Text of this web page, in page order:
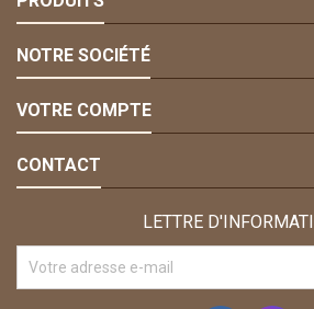
NOTRE SOCIÉTÉ
VOTRE COMPTE
CONTACT
LETTRE